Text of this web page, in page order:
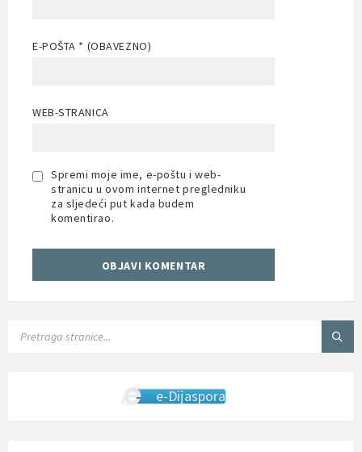
E-POŠTA * (OBAVEZNO)
WEB-STRANICA
Spremi moje ime, e-poštu i web-
stranicu u ovom internet pregledniku
za sljedeći put kada budem
komentirao.
e-Dijaspora